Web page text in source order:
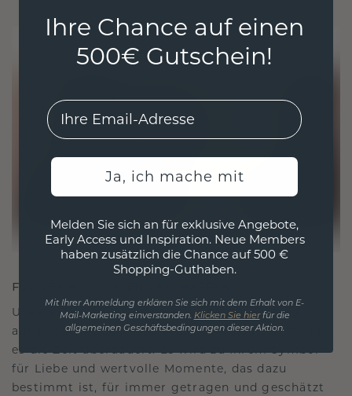
FÜR VERBINDUNGEN GESCHAFFEN
Unsere Designphilosophie ist auf Verbindung
ausgelegt, wobei jedes Stück so gestaltet ist, dass
es die Zeit überdauert. Es wird zu Ihrem Symbol
für Liebe und wertvolle Momente, das dazu
bestimmt ist, für immer getragen und geschätzt
Ihre Chance auf einen
500€ Gutschein!
EMail
Ja, ich mache mit
Melden Sie sich an für exklusive Angebote,
Early Access und Inspiration. Neue Members
haben zusätzlich die Chance auf 500 €
Shopping-Guthaben.
Mit Ihrer Anmeldung erklären Sie sich mit dem Erhalt von E-
Mail-Marketing einverstanden. Klicken Sie hierfür die
allgemeinen Geschäftsbedingungen dieser Aktion.